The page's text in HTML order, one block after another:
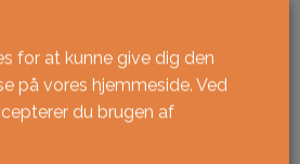
for at kunne give dig den
på vores hjemmeside. Ved
du brugen af